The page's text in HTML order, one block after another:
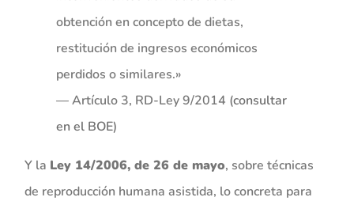
obtención en concepto de dietas,
restitución de ingresos económicos
perdidos o similares.»
— Artículo 3, RD-Ley 9/2014 (consultar
en el BOE)
Y la Ley 14/2006, de 26 de mayo, sobre técnicas
de reproducción humana asistida, lo concreta para